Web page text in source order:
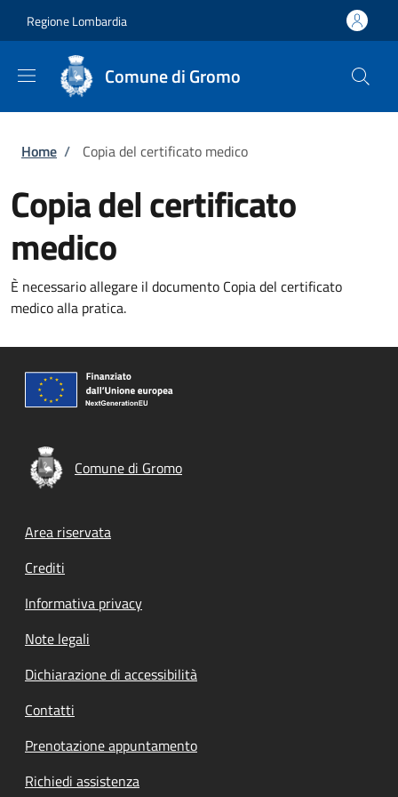
Regione Lombardia
Comune di Gromo
Briciole di pane
Home / Copia del certificato medico
Copia del certificato
medico
È necessario allegare il documento Copia del certificato
medico alla pratica.
Comune di Gromo
Footer menu
Area riservata
Crediti
Informativa privacy
Note legali
Dichiarazione di accessibilità
Contatti
Prenotazione appuntamento
Richiedi assistenza